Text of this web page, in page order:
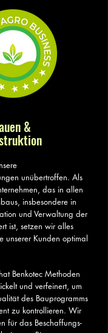
&
unübertroffen. Als
das in allen
insbesondere in
und Verwaltung der
ist, setzen wir alles
unserer Kunden optimal
Benkotec Methoden
und verfeinert, um
des Bauprogramms
zu kontrollieren. Wir
für das Beschaffungs-